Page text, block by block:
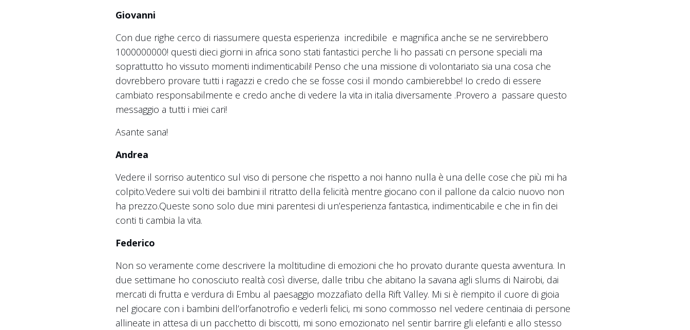
Giovanni
Con due righe cerco di riassumere questa esperienza incredibile e magnifica anche se ne servirebbero
1000000000! questi dieci giorni in africa sono stati fantastici perche li ho passati cn persone speciali ma
soprattutto ho vissuto momenti indimenticabili! Penso che una missione di volontariato sia una cosa che
dovrebbero provare tutti i ragazzi e credo che se fosse cosi il mondo cambierebbe! Io credo di essere
cambiato responsabilmente e credo anche di vedere la vita in italia diversamente .Provero a passare questo
messaggio a tutti i miei cari!
Asante sana!
Andrea
Vedere il sorriso autentico sul viso di persone che rispetto a noi hanno nulla è una delle cose che più mi ha
colpito.Vedere sui volti dei bambini il ritratto della felicità mentre giocano con il pallone da calcio nuovo non
ha prezzo.Queste sono solo due mini parentesi di un’esperienza fantastica, indimenticabile e che in fin dei
conti ti cambia la vita.
Federico
Non so veramente come descrivere la moltitudine di emozioni che ho provato durante questa avventura. In
due settimane ho conosciuto realtà così diverse, dalle tribu che abitano la savana agli slums di Nairobi, dai
mercati di frutta e verdura di Embu al paesaggio mozzafiato della Rift Valley. Mi si è riempito il cuore di gioia
nel giocare con i bambini dell’orfanotrofio e vederli felici, mi sono commosso nel vedere centinaia di persone
allineate in attesa di un pacchetto di biscotti, mi sono emozionato nel sentir barrire gli elefanti e allo stesso